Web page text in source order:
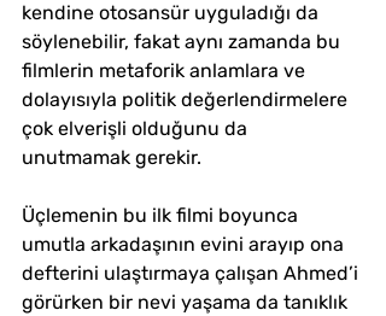
kendine otosansür uyguladığı da
söylenebilir, fakat aynı zamanda bu
filmlerin metaforik anlamlara ve
dolayısıyla politik değerlendirmelere
çok elverişli olduğunu da
unutmamak gerekir.
Üçlemenin bu ilk filmi boyunca
umutla arkadaşının evini arayıp ona
defterini ulaştırmaya çalışan Ahmed’i
görürken bir nevi yaşama da tanıklık